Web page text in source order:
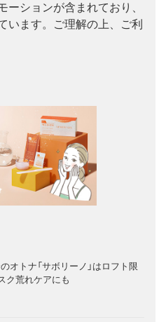
ーションが含まれており、
います。ご理解の上、ご利
オトナ「サボリーノ」はロフト限
ク荒れケアにも